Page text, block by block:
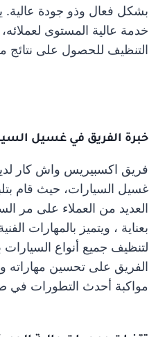
بشكل فعال وذو جودة عالية.
خدمة عالية المستوى لعملائه،
التنظيف للحصول على نتائج
خبرة الفريق في غسيل
فريق اكسبيريس واش كار
غسيل السيارات، حيث قام
العديد من العملاء على مر
بعناية ، ويتميز بالمهارات
لتنظيف جميع أنواع
الفريق على تحسين مهاراته
مواكبة أحدث التطورات في